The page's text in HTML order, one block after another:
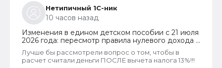
копейки налогов и счастлив!И чему наше
государство учит врать, недопоказывать свои
доходы!И ты лох работая на государство и вме
показываешь чисто!
Нетипичный 1С-ник
10 часов назад
Изменения в едином детском пособии с 21 июля
2026 года: пересмотр правила нулевого дохода и
новый порядок оформления пособий по месту
пребывания
Лучше бы рассмотрели вопрос о том, чтобы в
расчет считали деньги ПОСЛЕ вычета налога 13%!!!